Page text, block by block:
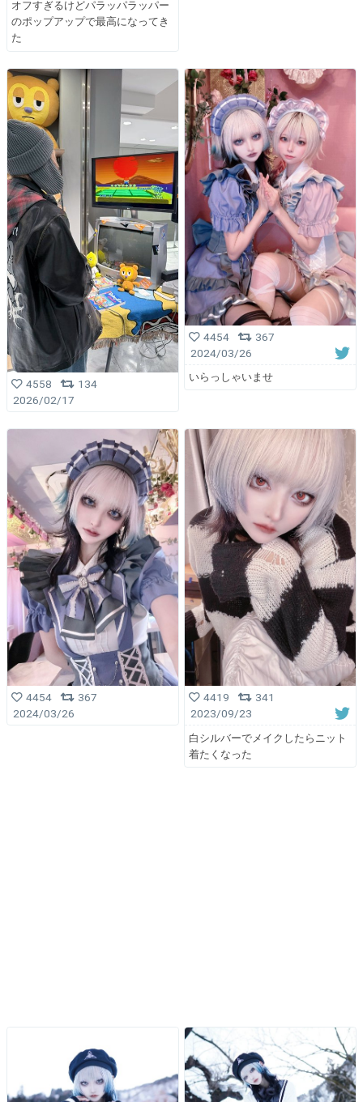
オフすぎるけどパラッパラッパー
のポップアップで最高になってき
た
4558
134
2026/02/17
4454
367
2024/03/26
いらっしゃいませ
4454
367
2024/03/26
4419
341
2023/09/23
白シルバーでメイクしたらニット
着たくなった